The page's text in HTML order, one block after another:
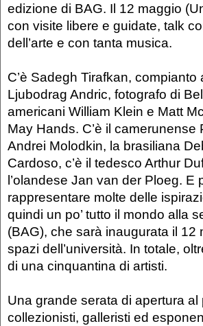
edizione di BAG. Il 12 maggio
con visite libere e guidate, talk
dell’arte e con tanta musica.
C’è Sadegh Tirafkan, compianto
Ljubodrag Andric, fotografo di
americani William Klein e Matt
May Hands. C’è il
Andrei Molodkin, la brasiliana
Cardoso, c’è il tedesco Arthur
l’olandese Jan van der Ploeg.
rappresentare molte delle
quindi un po’ tutto il mondo alla
(BAG), che sarà inaugurata il
spazi dell’università. In totale,
di una cinquantina di artisti.
Una grande serata di apertura
collezionisti, galleristi ed